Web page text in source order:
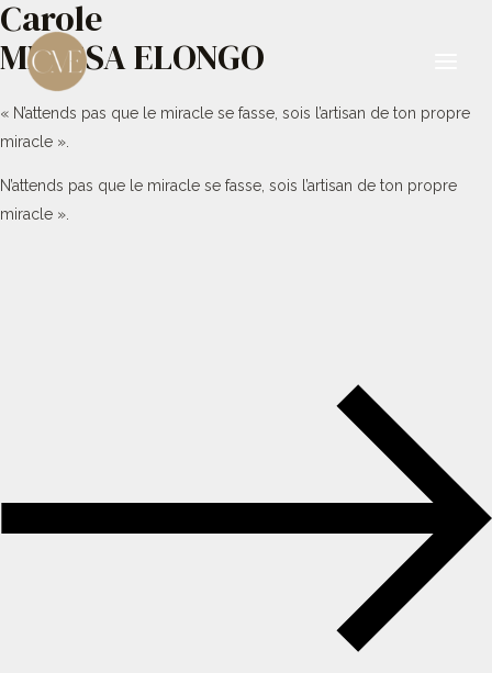
Aller
contenu
Carole
MBESSA ELONGO
« N’attends pas que le miracle se fasse, sois l’artisan de ton propre
miracle ».
N’attends pas que le miracle se fasse, sois l’artisan de ton propre
miracle ».